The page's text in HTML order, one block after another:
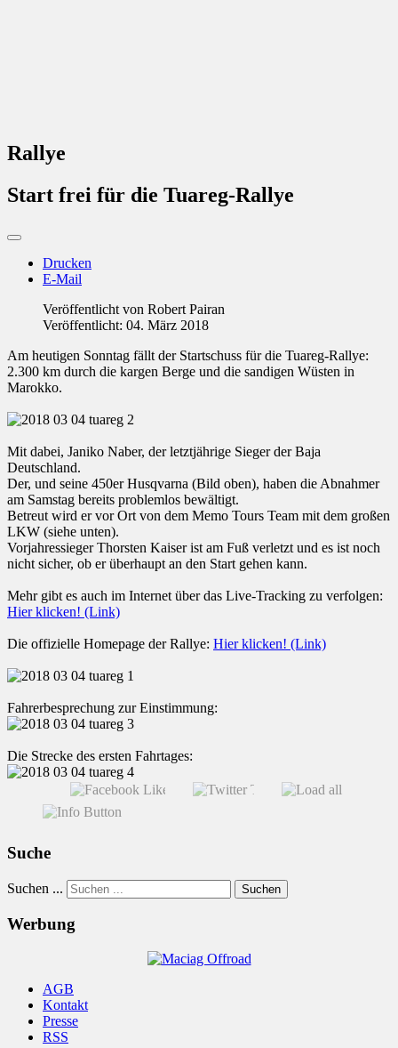
Rallye
Start frei für die Tuareg-Rallye
Drucken
E-Mail
Veröffentlicht von Robert Pairan
Veröffentlicht: 04. März 2018
Am heutigen Sonntag fällt der Startschuss für die Tuareg-Rallye:
2.300 km durch die kargen Berge und die sandigen Wüsten in
Marokko.
Mit dabei, Janiko Naber, der letztjährige Sieger der Baja
Deutschland.
Der, und seine 450er Husqvarna (Bild oben), haben die Abnahmer
am Samstag bereits problemlos bewältigt.
Betreut wird er vor Ort von dem Memo Tours Team mit dem großen
LKW (siehe unten).
Vorjahressieger Thorsten Kaiser ist am Fuß verletzt und es ist noch
nicht sicher, ob er überhaupt an den Start gehen kann.
Mehr gibt es auch im Internet über das Live-Tracking zu verfolgen:
Hier klicken! (Link)
Die offizielle Homepage der Rallye: Hier klicken! (Link)
Fahrerbesprechung zur Einstimmung:
Die Strecke des ersten Fahrtages:
Suche
Suchen ... Suchen
Werbung
AGB
Kontakt
Presse
RSS